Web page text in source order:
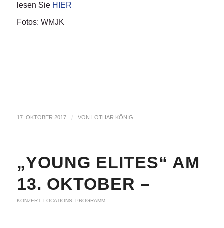
lesen Sie HIER
Fotos: WMJK
17. OKTOBER 2017 / VON LOTHAR KÖNIG
„YOUNG ELITES“ AM
13. OKTOBER –
KONZERT, LOCATIONS, PROGRAMM